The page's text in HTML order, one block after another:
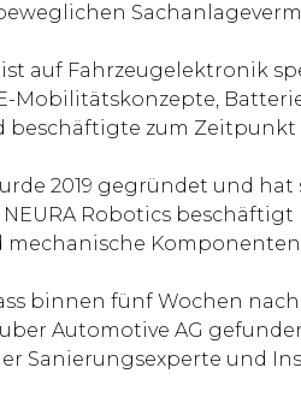
auf Fahrzeugelektronik
Mobilitätskonzepte,
zum Zeitpunkt
2019 gegründet und
Robotics
mechanische
binnen fünf Wochen
Automotive AG
Sanierungsexperte und